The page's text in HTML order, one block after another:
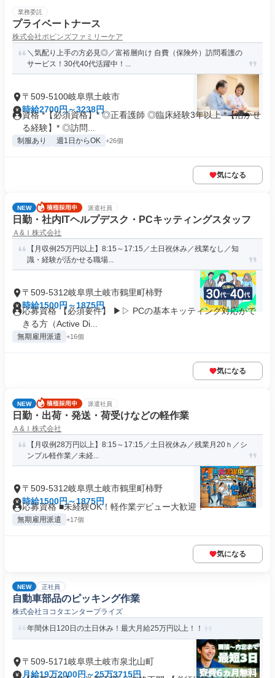
業務委託
プライベートナース
株式会社ポピンズファミリーケア
＼気配り上手の方必見◎／富裕層向け 自費（保険外）訪問看護の
サービス！30代40代活躍中！...
〒509-5100岐阜県土岐市
時給2700円～3238円
資格 *【必須資格】* ◎正看護師 ◎臨床経験3年以上 *【活かせ
る経験】* ◎訪問...
制服あり 週1日からOK +26個
気になる
NEW 派遣社員
日勤・社内ITヘルプデスク・PCキッティングスタッフ
Ａ&Ｉ株式会社
【月収例25万円以上】8:15～17:15／土日祝休み／残業なし／知
識・経験が活かせる職場...
〒509-5312岐阜県土岐市鶴里町柿野
時給1500円～1875円
応募資格 【必須要件】 ▶▷ PCの基本キッティング対応がで
きる方（Active Di...
無期雇用派遣 +16個
気になる
NEW 派遣社員
日勤・出荷・発送・荷受けなどの軽作業
Ａ&Ｉ株式会社
【月収例28万円以上】8:15～17:15／土日祝休み／残業月20ｈ／シ
ンプル軽作業／未経...
〒509-5312岐阜県土岐市鶴里町柿野
時給1500円～1875円
応募資格 ■未経験OK！軽作業デビュー大歓迎！
無期雇用派遣 +17個
気になる
NEW 正社員
自動車部品のピッキング作業
株式会社ヨコタエンタープライズ
年間休日120日の土日休み！最大月給25万円以上！！
〒509-5171岐阜県土岐市泉北山町
月給19万2000円～25万3715円